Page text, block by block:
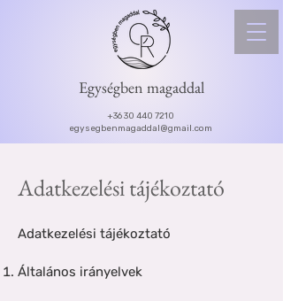
Egységben magaddal
+36 30 440 7210
egysegbenmagaddal@gmail.com
Adatkezelési tájékoztató
Adatkezelési tájékoztató
Általános irányelvek